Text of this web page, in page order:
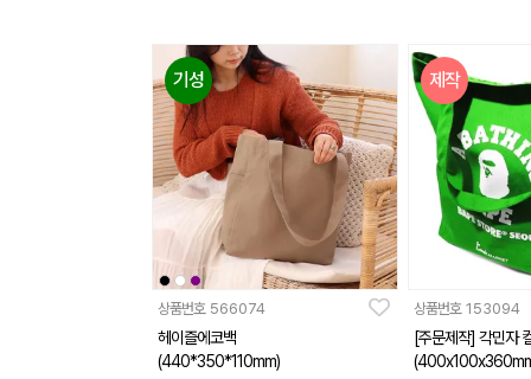
기성
상품번호 566074
헤이즐에코백
(440*350*110mm)
제작
상품번호 153094
[주문제작] 각민자